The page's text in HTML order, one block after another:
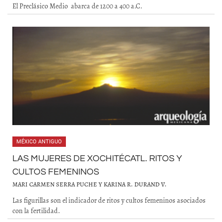
El Preclásico Medio abarca de 1200 a 400 a.C.
MÉXICO ANTIGUO
LAS MUJERES DE XOCHITÉCATL. RITOS Y
CULTOS FEMENINOS
MARI CARMEN SERRA PUCHE Y KARINA R. DURAND V.
Las figurillas son el indicador de ritos y cultos femeninos asociados
con la fertilidad.